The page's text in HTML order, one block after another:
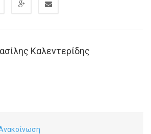
Καλεντερίδης